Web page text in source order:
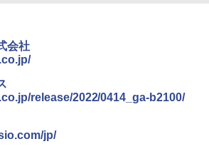
会社
release/2022/0414_ga-b2100/
jp/